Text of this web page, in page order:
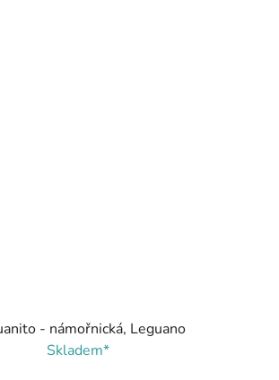
- námořnická, Leguano
Skladem*